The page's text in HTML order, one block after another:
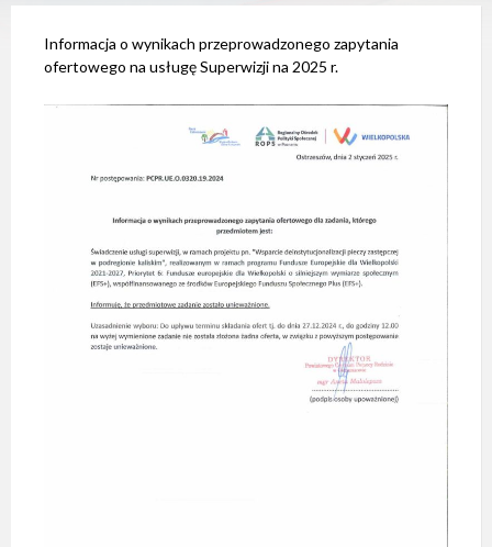
Informacja o wynikach przeprowadzonego zapytania
ofertowego na usługę Superwizji na 2025 r.